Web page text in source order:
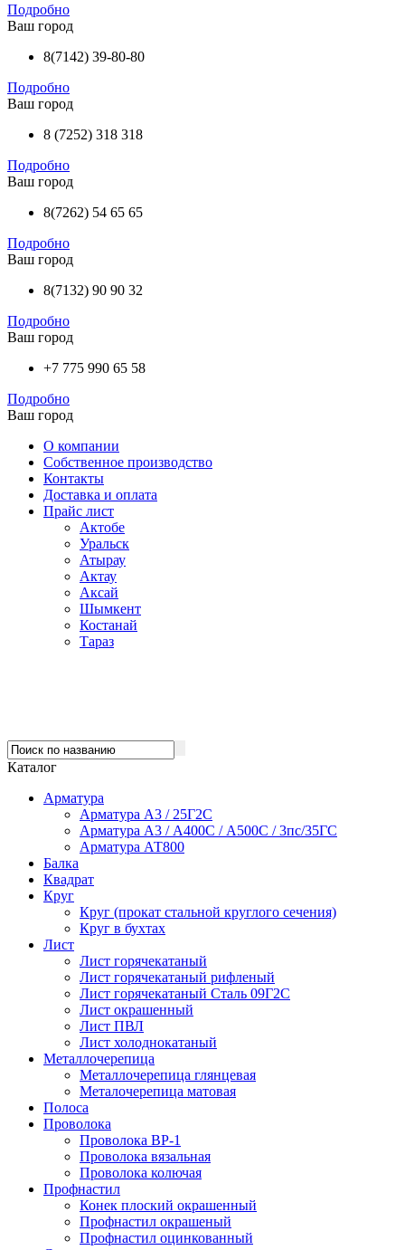
Подробно
Ваш город
8(7142) 39-80-80
Подробно
Ваш город
8 (7252) 318 318
Подробно
Ваш город
8(7262) 54 65 65
Подробно
Ваш город
8(7132) 90 90 32
Подробно
Ваш город
+7 775 990 65 58
Подробно
Ваш город
О компании
Собственное производство
Контакты
Доставка и оплата
Прайс лист
Актобе
Уральск
Атырау
Актау
Аксай
Шымкент
Костанай
Тараз
Каталог
Арматура
Арматура А3 / 25Г2С
Арматура А3 / А400С / А500С / 3пс/35ГС
Арматура АТ800
Балка
Квадрат
Круг
Круг (прокат стальной круглого сечения)
Круг в бухтах
Лист
Лист горячекатаный
Лист горячекатаный рифленый
Лист горячекатаный Сталь 09Г2С
Лист окрашенный
Лист ПВЛ
Лист холоднокатаный
Металлочерепица
Металлочерепица глянцевая
Металочерепица матовая
Полоса
Проволока
Проволока ВР-1
Проволока вязальная
Проволока колючая
Профнастил
Конек плоский окрашенный
Профнастил окрашеный
Профнастил оцинкованный